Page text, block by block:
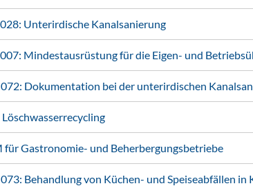
Unterirdische Kanalsanierung
Mindestausrüstung für die Eigen- und
Dokumentation bei der unterirdischen
für Gastronomie- und Beherbergungsbetriebe
Behandlung von Küchen- und Speiseabfällen in